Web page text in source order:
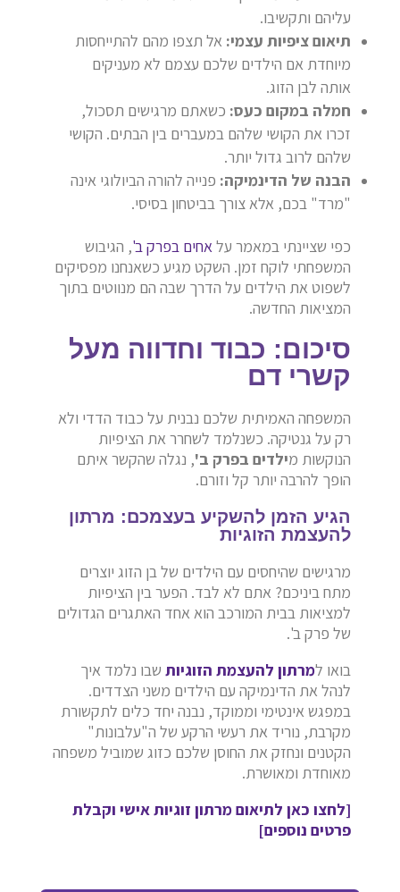
עליהם ותקשיבו.
תיאום ציפיות עצמי: אל תצפו מהם להתייחסות
מיוחדת אם הילדים שלכם עצמם לא מעניקים
אותה לבן הזוג.
חמלה במקום כעס: כשאתם מרגישים תסכול,
זכרו את הקושי שלהם במעברים בין הבתים. הקושי
שלהם לרוב גדול יותר.
הבנה של הדינמיקה: פנייה להורה הביולוגי אינה
"מרד" בכם, אלא צורך בביטחון בסיסי.
כפי שציינתי במאמר עלאחים בפרק ב', הגיבוש
המשפחתי לוקח זמן. השקט מגיע כשאנחנו מפסיקים
לשפוט את הילדים על הדרך שבה הם מנווטים בתוך
המציאות החדשה.
סיכום: כבוד וחדווה מעל
קשרי דם
המשפחה האמיתית שלכם נבנית על כבוד הדדי ולא
רק על גנטיקה. כשנלמד לשחרר את הציפיות
הנוקשות מילדים בפרק ב', נגלה שהקשר איתם
הופך להרבה יותר קל וזורם.
הגיע הזמן להשקיע בעצמכם: מרתון
להעצמת הזוגיות
מרגישים שהיחסים עם הילדים של בן הזוג יוצרים
מתח ביניכם? אתם לא לבד. הפער בין הציפיות
למציאות בבית המורכב הוא אחד האתגרים הגדולים
של פרק ב'.
בואו למרתון להעצמת הזוגיות שבו נלמד איך
לנהל את הדינמיקה עם הילדים משני הצדדים.
במפגש אינטימי וממוקד, נבנה יחד כלים לתקשורת
מקרבת, נוריד את רעשי הרקע של ה"עלבונות"
הקטנים ונחזק את החוסן שלכם כזוג שמוביל משפחה
מאוחדת ומאושרת.
[לחצו כאן לתיאום מרתון זוגיות אישי וקבלת
פרטים נוספים]